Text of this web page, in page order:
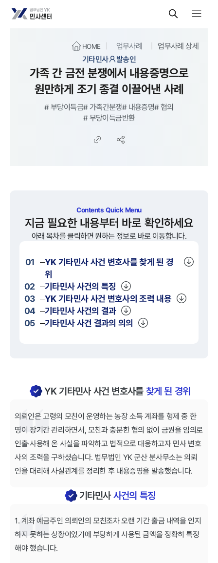
HOME 업무사례
업무사례 상세
기타민사
발송인
가족 간 금전 분쟁에서 내용증명으로
원만하게 조기 종결 이끌어낸 사례
#부당이득금#가족간분쟁#내용증명#협의
#부당이득금반환
Contents Quick Menu
지금 필요한 내용부터 바로 확인하세요
아래 목차를 클릭하면 원하는 정보로 바로 이동합니다.
01 YK기타민사사건 변호사를 찾게 된 경
위
02
기타민사사건의 특징
03
YK기타민사사건 변호사의 조력 내용
04
기타민사사건의 결과
05
기타민사사건 결과의 의의
YK 기타민사 사건 변호사를 찾게 된 경위
의뢰인은 고령의 모친이 운영하는 농장 소득 계좌를 형제 중 한
명이 장기간 관리하면서, 모친과 충분한 협의 없이 금원을 임의로
인출·사용해 온 사실을 파악하고 법적으로 대응하고자 민사 변호
사의 조력을 구하셨습니다. 법무법인 YK 군산 분사무소는 의뢰
인을 대리해 사실관계를 정리한 후 내용증명을 발송했습니다.
기타민사사건의 특징
1. 계좌 예금주인 의뢰인의 모친조차 오랜 기간 출금 내역을 인지
하지 못하는 상황이었기에 부당하게 사용된 금액을 정확히 특정
해야 했습니다.